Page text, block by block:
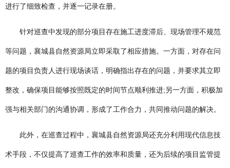
进行了细致检查，并逐一记录在册。
针对巡查中发现的部分项目存在施工进度滞后、现场管理不规范
等问题，襄城县自然资源局立即采取了相应措施。一方面，对存在问
题的项目负责人进行现场谈话，明确指出存在的问题，并要求其立即
整改，确保项目能够按照既定的时间节点顺利推进;另一方面，积极加
强与相关部门的沟通协调，形成了工作合力，共同推动问题的解决。
此外，在巡查过程中，襄城县自然资源局还充分利用现代信息技
术手段，不仅提高了巡查工作的效率和质量，还为后续的项目监管提